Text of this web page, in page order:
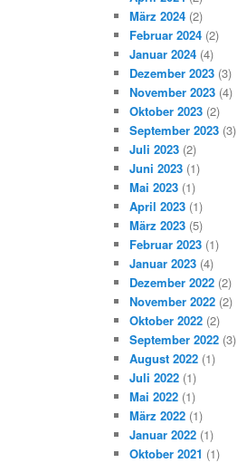
März 2024 (2)
Februar 2024 (2)
Januar 2024 (4)
Dezember 2023 (3)
November 2023 (4)
Oktober 2023 (2)
September 2023 (3)
Juli 2023 (2)
Juni 2023 (1)
Mai 2023 (1)
April 2023 (1)
März 2023 (5)
Februar 2023 (1)
Januar 2023 (4)
Dezember 2022 (2)
November 2022 (2)
Oktober 2022 (2)
September 2022 (3)
August 2022 (1)
Juli 2022 (1)
Mai 2022 (1)
März 2022 (1)
Januar 2022 (1)
Oktober 2021 (1)